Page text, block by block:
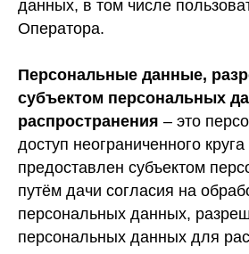
данных, в том числе
Оператора.
Персональные данные,
субъектом персональных
распространения – это
доступ неограниченного
предоставлен субъектом
путём дачи согласия на
персональных данных,
персональных данных для